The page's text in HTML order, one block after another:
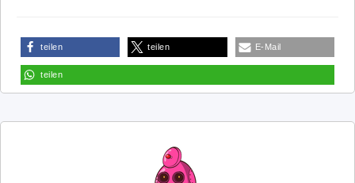
teilen teilen E-Mail
teilen